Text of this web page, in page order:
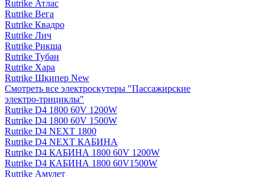
Rutrike Атлас
Rutrike Вега
Rutrike Квадро
Rutrike Лич
Rutrike Рикша
Rutrike Тубан
Rutrike Хара
Rutrike Шкипер New
Смотреть все электро­скутеры "Пассажирские
электро‑трициклы"
Rutrike D4 1800 60V 1200W
Rutrike D4 1800 60V 1500W
Rutrike D4 NEXT 1800
Rutrike D4 NEXT КАБИНА
Rutrike D4 КАБИНА 1800 60V 1200W
Rutrike D4 КАБИНА 1800 60V1500W
Rutrike Амулет